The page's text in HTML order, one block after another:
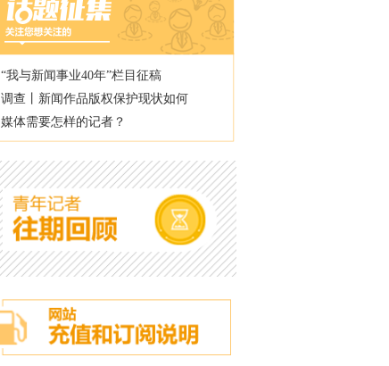
“我与新闻事业40年”栏目征稿
调查丨新闻作品版权保护现状如何
媒体需要怎样的记者？